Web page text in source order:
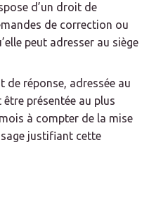
d’un droit de
de correction ou
peut adresser au siège
de réponse, adressée au
présentée au plus
à compter de la mise
justifiant cette